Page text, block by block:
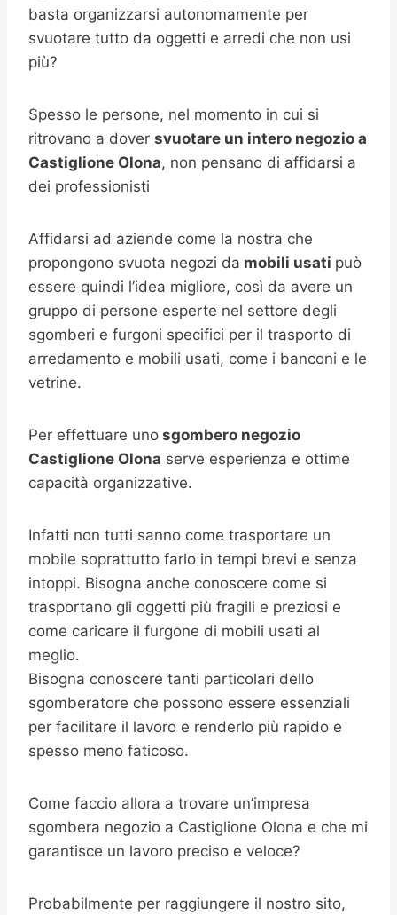
basta organizzarsi autonomamente per
svuotare tutto da oggetti e arredi che non usi
più?
Spesso le persone, nel momento in cui si
ritrovano a dover svuotare un intero negozio a
Castiglione Olona, non pensano di affidarsi a
dei professionisti
Affidarsi ad aziende come la nostra che
propongono svuota negozi da mobili usati può
essere quindi l’idea migliore, così da avere un
gruppo di persone esperte nel settore degli
sgomberi e furgoni specifici per il trasporto di
arredamento e mobili usati, come i banconi e le
vetrine.
Per effettuare uno sgombero negozio
Castiglione Olona serve esperienza e ottime
capacità organizzative.
Infatti non tutti sanno come trasportare un
mobile soprattutto farlo in tempi brevi e senza
intoppi. Bisogna anche conoscere come si
trasportano gli oggetti più fragili e preziosi e
come caricare il furgone di mobili usati al
meglio.
Bisogna conoscere tanti particolari dello
sgomberatore che possono essere essenziali
per facilitare il lavoro e renderlo più rapido e
spesso meno faticoso.
Come faccio allora a trovare un’impresa
sgombera negozio a Castiglione Olona e che mi
garantisce un lavoro preciso e veloce?
Probabilmente per raggiungere il nostro sito,